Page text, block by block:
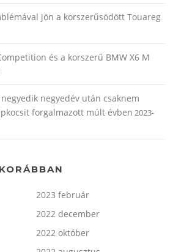
jön a korszerűsödött Touareg
és a korszerű BMW X6 M
negyedév után csaknem
forgalmazott múlt évben 2023-
2023 február
2022 december
2022 október